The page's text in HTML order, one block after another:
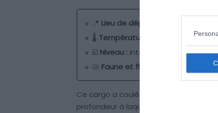
📍 Lieu de départ :
🌡️ Température de l’eau :
20 à 29°C
☑️ Niveau : intermédiaire
🐚 Faune et flore : tortues,
Ce cargo a coulé au large de Plimiri
profondeur à laquelle il repose en fait